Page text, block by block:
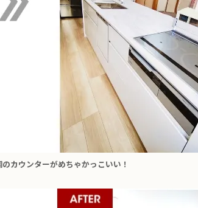
カウンターがめちゃかっこいい！